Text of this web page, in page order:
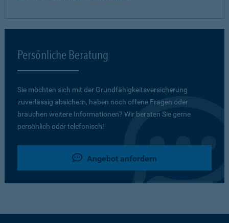
Persönliche Beratung
Sie möchten sich mit der Grundfähigkeits­versicherung
zuverlässig absichern, haben noch offene Fragen oder
brauchen weitere Informationen? Wir beraten Sie gerne
persönlich oder telefonisch!
Angebot anfordern